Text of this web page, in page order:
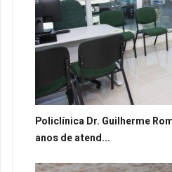
Policlínica Dr. Guilherme
anos de atend...